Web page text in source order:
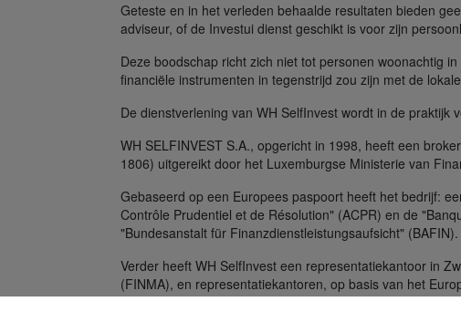
Geteste en in het verleden behaalde resultaten bieden
adviseur, of de Investui dienst geschikt is voor zijn
Deze boodschap richt zich niet tot personen woonachtig
financiële instrumenten in tegenstrijd zou zijn met de
De dienstverlening van WH SelfInvest wordt in de
WH SELFINVEST S.A., opgericht in 1998, heeft een
1806) uitgereikt door het Luxemburgse Ministerie van
Gebaseerd op een Europees paspoort heeft het bedrijf:
Contrôle Prudentiel et de Résolution" (ACPR) en de
"Bundesanstalt für Finanzdienstleistungsaufsicht" (BAFIN).
Verder heeft WH SelfInvest een representatiekantoor in
(FINMA), en representatiekantoren, op basis van het